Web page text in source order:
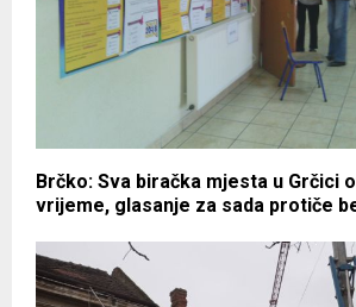
Brčko: Sva biračka mjesta u Grčici
vrijeme, glasanje za sada protiče